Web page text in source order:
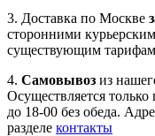
3. Доставка по Москве
сторонними
существующим
4. Самовывоз из
Осуществляется
до 18-00 без обеда.
разделе контакты